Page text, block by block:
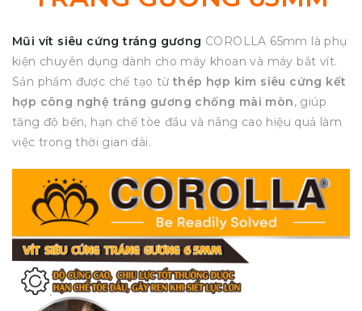
Mũi vít siêu cứng tráng gương COROLLA 65mm là phụ
kiện chuyên dụng dành cho máy khoan và máy bắt vít.
Sản phẩm được chế tạo từthép hợp kim siêu cứng kết
hợp công nghệ tráng gương chống mài mòn, giúp
tăng độ bền, hạn chế tòe đầu và nâng cao hiệu quả làm
việc trong thời gian dài.